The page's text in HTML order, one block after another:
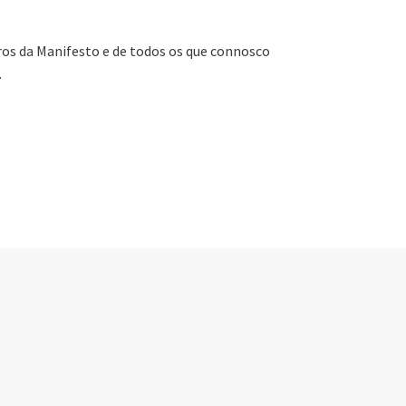
da Manifesto e de todos os que connosco